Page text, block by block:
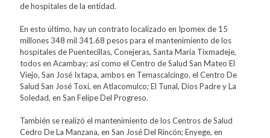
de hospitales de la entidad.
En esto último, hay un contrato localizado en Ipomex de 15
millones 348 mil 341.68 pesos para el mantenimiento de los
hospitales de Puentecillas, Conejeras, Santa María Tixmadeje,
todos en Acambay; así como el Centro de Salud San Mateo El
Viejo, San José Ixtapa, ambos en Temascalcingo, el Centro De
Salud San José Toxi, en Atlacomulco; El Tunal, Dios Padre y La
Soledad, en San Felipe Del Progreso.
También se realizó el mantenimiento de los Centros de Salud
Cedro De La Manzana, en San José Del Rincón; Enyege, en